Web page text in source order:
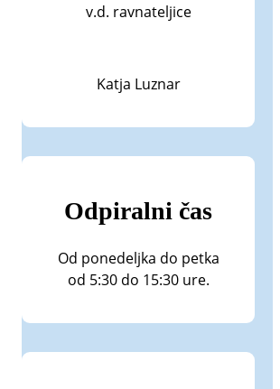
v.d. ravnateljice
Katja Luznar
Odpiralni čas
Od ponedeljka do petka
od 5:30 do 15:30 ure.